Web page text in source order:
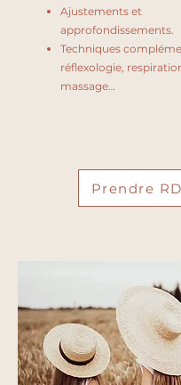
Ajustements et
approfondissements.
Techniques
réflexologie,
massage…
Prendre